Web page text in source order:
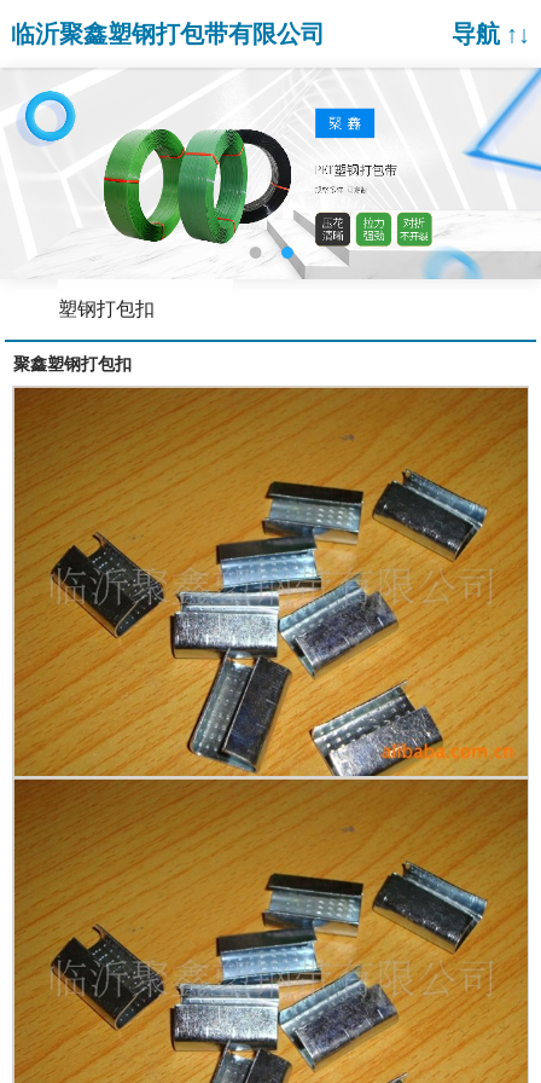
临沂聚鑫塑钢打包带有限公司 导航 ↑↓
塑钢打包扣
聚鑫塑钢打包扣